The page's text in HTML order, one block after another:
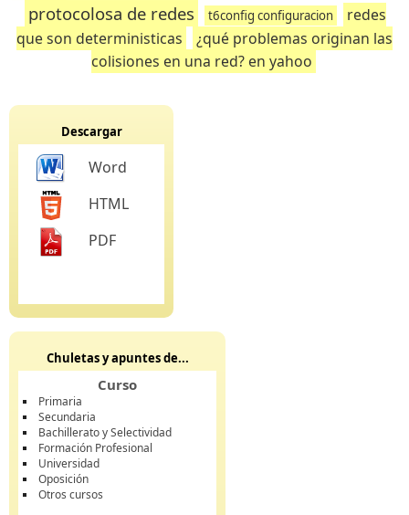
protocolosa de redes t6config configuracion
redes
que son deterministicas
¿qué problemas originan las
colisiones en una red? en yahoo
Descargar
Word
HTML
PDF
Chuletas y apuntes de...
Curso
Primaria
Secundaria
Bachillerato y Selectividad
Formación Profesional
Universidad
Oposición
Otros cursos